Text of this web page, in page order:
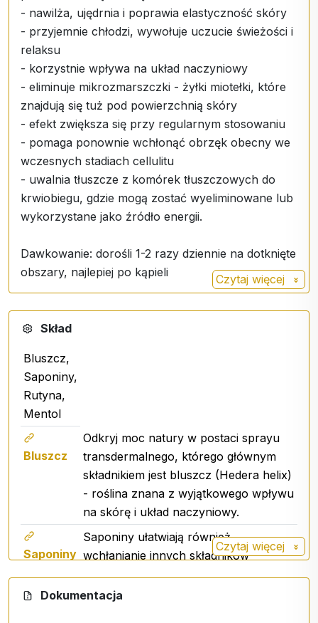
- nawilża, ujędrnia i poprawia elastyczność skóry
- przyjemnie chłodzi, wywołuje uczucie świeżości i
relaksu
- korzystnie wpływa na układ naczyniowy
- eliminuje mikrozmarszczki - żyłki miotełki, które
znajdują się tuż pod powierzchnią skóry
- efekt zwiększa się przy regularnym stosowaniu
- pomaga ponownie wchłonąć obrzęk obecny we
wczesnych stadiach cellulitu
- uwalnia tłuszcze z komórek tłuszczowych do
krwiobiegu, gdzie mogą zostać wyeliminowane lub
wykorzystane jako źródło energii.
Dawkowanie: dorośli 1-2 razy dziennie na dotknięte
obszary, najlepiej po kąpieli
Czytaj więcej
Skład
Bluszcz,
Saponiny,
Rutyna,
Mentol
Bluszcz
Odkryj moc natury w postaci sprayu
transdermalnego, którego głównym
składnikiem jest bluszcz (Hedera helix)
- roślina znana z wyjątkowego wpływu
na skórę i układ naczyniowy.
Saponiny
Saponiny ułatwiają również
wchłanianie innych składników
aktywnych i pomagają organizmowi
efektywniej wykorzystywać energię z
Czytaj więcej
Dokumentacja